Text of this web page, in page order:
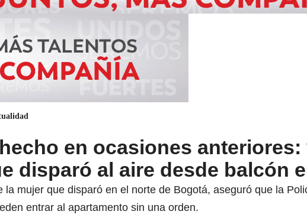
en ocasiones
disparó al aire desde balcón
la mujer que disparó en el norte de Bogotá, aseguró que la
entrar al apartamento sin una orden.